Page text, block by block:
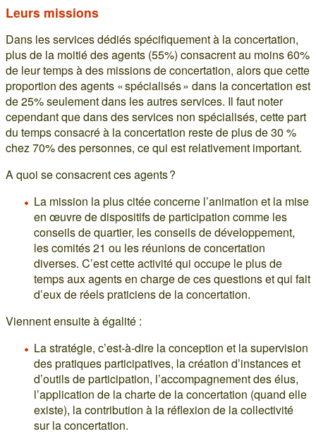
Leurs missions
Dans les services dédiés spécifiquement à la concertation,
plus de la moitié des agents (55%) consacrent au moins 60%
de leur temps à des missions de concertation, alors que cette
proportion des agents « spécialisés » dans la concertation est
de 25% seulement dans les autres services. Il faut noter
cependant que dans des services non spécialisés, cette part
du temps consacré à la concertation reste de plus de 30 %
chez 70% des personnes, ce qui est relativement important.
A quoi se consacrent ces agents ?
La mission la plus citée concerne l’animation et la mise
en œuvre de dispositifs de participation comme les
conseils de quartier, les conseils de développement,
les comités 21 ou les réunions de concertation
diverses. C’est cette activité qui occupe le plus de
temps aux agents en charge de ces questions et qui fait
d’eux de réels praticiens de la concertation.
Viennent ensuite à égalité :
La stratégie, c’est-à-dire la conception et la supervision
des pratiques participatives, la création d’instances et
d’outils de participation, l’accompagnement des élus,
l’application de la charte de la concertation (quand elle
existe), la contribution à la réflexion de la collectivité
sur la concertation.